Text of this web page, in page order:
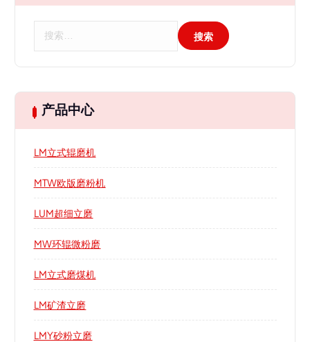
产品中心
LM立式辊磨机
MTW欧版磨粉机
LUM超细立磨
MW环辊微粉磨
LM立式磨煤机
LM矿渣立磨
LMY砂粉立磨